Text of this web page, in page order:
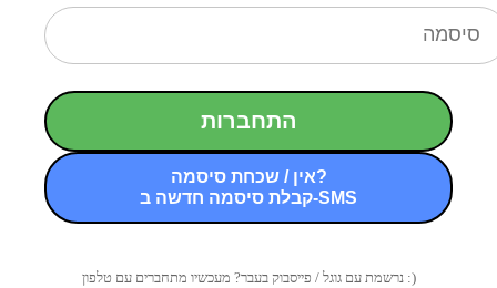
התחברות
אין / שכחת סיסמה?
קבלת סיסמה חדשה ב-SMS
נרשמת עם גוגל / פייסבוק בעבר? מעכשיו מתחברים עם טלפון :)